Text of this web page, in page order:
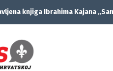
knjiga Ibrahima Kajana